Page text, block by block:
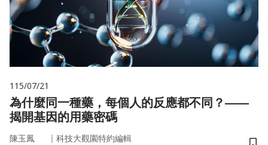
115/07/21
為什麼同一種藥，每個人的反應都不同？——
揭開基因的用藥密碼
陳玉鳳 ｜ 科技大觀園特約編輯